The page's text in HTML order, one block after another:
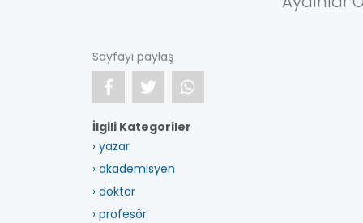
Sayfayı paylaş
İlgili Kategoriler
› yazar
› akademisyen
› doktor
› profesör